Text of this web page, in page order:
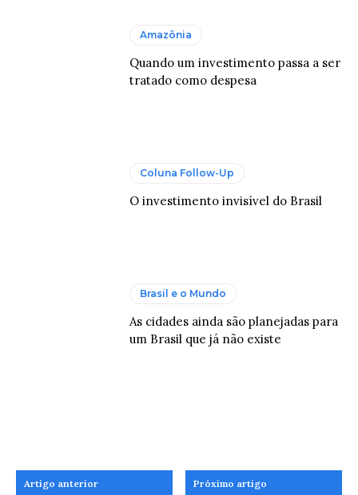
Amazônia
Quando um investimento passa a ser
tratado como despesa
Coluna Follow-Up
O investimento invisível do Brasil
Brasil e o Mundo
As cidades ainda são planejadas para
um Brasil que já não existe
Artigo anterior Próximo artigo